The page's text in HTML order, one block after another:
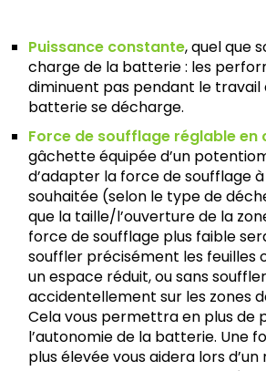
Puissance constante, quel que
charge de la batterie : les
diminuent pas pendant le travail
batterie se décharge.
Force de soufflage réglable en
gâchette équipée d’un
d’adapter la force de soufflage
souhaitée (selon le type de
que la taille/l’ouverture de la
force de soufflage plus faible
souffler précisément les feuilles
un espace réduit, ou sans souffler
accidentellement sur les zones
Cela vous permettra en plus de
l’autonomie de la batterie. Une
plus élevée vous aidera lors